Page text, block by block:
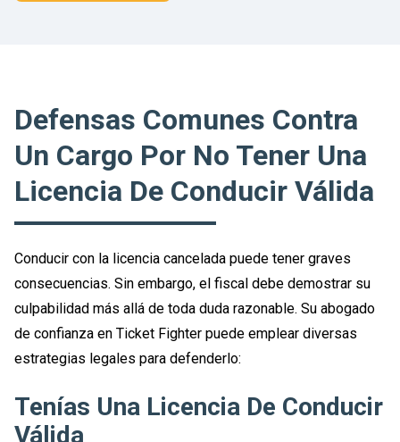
Defensas Comunes Contra
Un Cargo Por No Tener Una
Licencia De Conducir Válida
Conducir con la licencia cancelada puede tener graves
consecuencias. Sin embargo, el fiscal debe demostrar su
culpabilidad más allá de toda duda razonable. Su abogado
de confianza en Ticket Fighter puede emplear diversas
estrategias legales para defenderlo:
Tenías Una Licencia De Conducir
Válida